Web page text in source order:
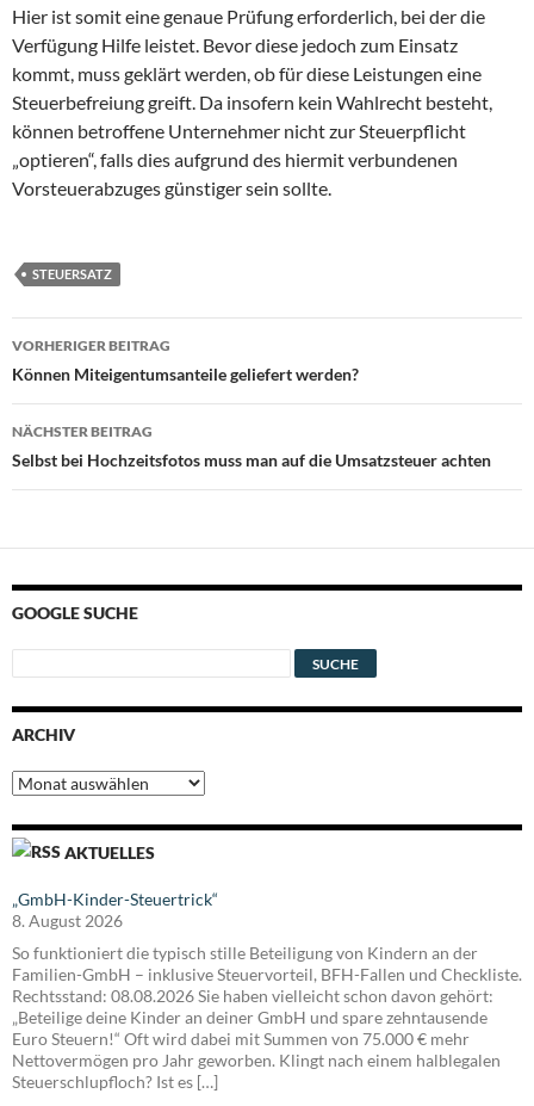
Hier ist somit eine genaue Prüfung erforderlich, bei der die
Verfügung Hilfe leistet. Bevor diese jedoch zum Einsatz
kommt, muss geklärt werden, ob für diese Leistungen eine
Steuerbefreiung greift. Da insofern kein Wahlrecht besteht,
können betroffene Unternehmer nicht zur Steuerpflicht
„optieren“, falls dies aufgrund des hiermit verbundenen
Vorsteuerabzuges günstiger sein sollte.
STEUERSATZ
Beitragsnavigation
VORHERIGER BEITRAG
Können Miteigentumsanteile geliefert werden?
NÄCHSTER BEITRAG
Selbst bei Hochzeitsfotos muss man auf die Umsatzsteuer achten
GOOGLE SUCHE
ARCHIV
Archiv
AKTUELLES
„GmbH-Kinder-Steuertrick“
8. August 2026
So funktioniert die typisch stille Beteiligung von Kindern an der
Familien-GmbH – inklusive Steuervorteil, BFH-Fallen und Checkliste.
Rechtsstand: 08.08.2026 Sie haben vielleicht schon davon gehört:
„Beteilige deine Kinder an deiner GmbH und spare zehntausende
Euro Steuern!“ Oft wird dabei mit Summen von 75.000 € mehr
Nettovermögen pro Jahr geworben. Klingt nach einem halblegalen
Steuerschlupfloch? Ist es […]